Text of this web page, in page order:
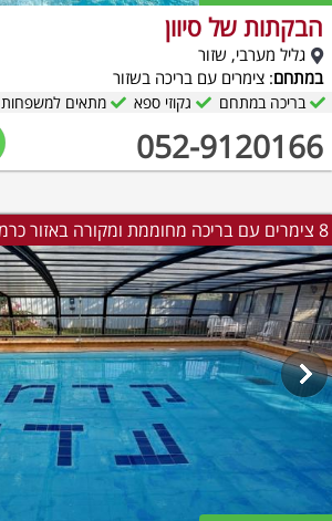
הבקתות של סיוון
גליל מערבי, שזור
במתחם: צימרים עם בריכה בשזור
052-9120166
בריכה במתחם גקוזי ספא מתאים למשפחות
8 צימרים עם בריכה מחוממת ומקורה באזור כרמיאל